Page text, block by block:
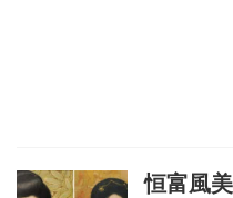
恒富風